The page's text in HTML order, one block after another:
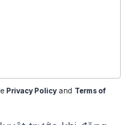
Privacy Policy and Terms of